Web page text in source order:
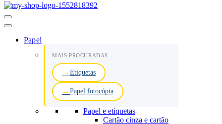
Menu
de
Papel
MAIS PROCURADAS
Etiquetas
Papel fotocópia
Papel e etiquetas
Cartão cinza e cartão